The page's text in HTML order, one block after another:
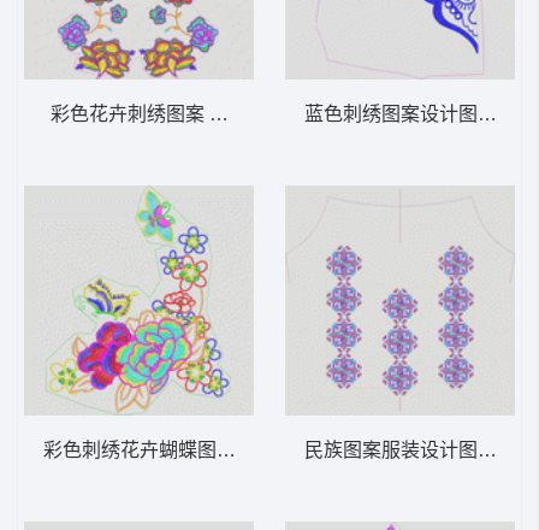
彩色花卉刺绣图案 花传统
彩色刺绣花卉蝴蝶图案 花经典
蓝色刺绣图案设计图 抽象
民族图案服装设计图 十字